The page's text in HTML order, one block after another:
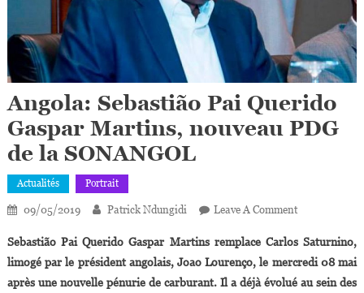
Angola: Sebastião Pai Querido
Gaspar Martins, nouveau PDG
de la SONANGOL
Actualités Portrait
09/05/2019 Patrick Ndungidi Leave A CommentOn
Sebastião
Pai
Querido
Sebastião Pai Querido Gaspar Martins remplace Carlos Saturnino,
limogé par le président angolais, Joao Lourenço, le mercredi 08 mai
après une nouvelle pénurie de carburant. Il a déjà évolué au sein des